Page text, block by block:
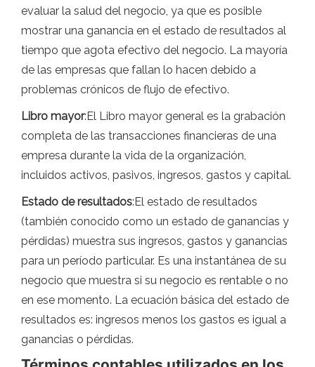
evaluar la salud del negocio, ya que es posible
mostrar una ganancia en el estado de resultados al
tiempo que agota efectivo del negocio. La mayoría
de las empresas que fallan lo hacen debido a
problemas crónicos de flujo de efectivo.
Libro mayor:El Libro mayor general es la grabación
completa de las transacciones financieras de una
empresa durante la vida de la organización,
incluidos activos, pasivos, ingresos, gastos y capital.
Estado de resultados:El estado de resultados
(también conocido como un estado de ganancias y
pérdidas) muestra sus ingresos, gastos y ganancias
para un período particular. Es una instantánea de su
negocio que muestra si su negocio es rentable o no
en ese momento. La ecuación básica del estado de
resultados es: ingresos menos los gastos es igual a
ganancias o pérdidas.